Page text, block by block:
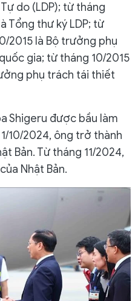
do (LDP); từ tháng
Tổng thư ký LDP; từ
2015 là Bộ trưởng phụ
gia; từ tháng 10/2015
phụ trách tái thiết
Shigeru được bầu làm
10/2024, ông trở thành
Bản. Từ tháng 11/2024,
Nhật Bản.